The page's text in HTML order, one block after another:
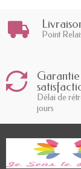
Point
Garantie
Délai de
jours